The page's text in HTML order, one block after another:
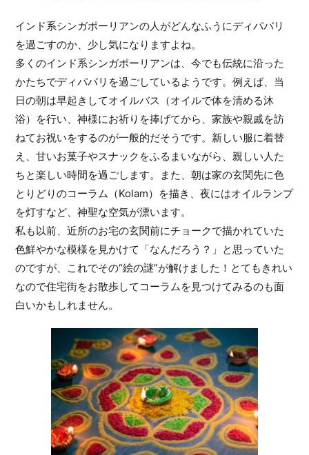
インド系シンガポーリアンの人がどんなふうにディパバリ
を過ごすのか、少し気になりますよね。
多くのインド系シンガポーリアンは、今でも伝統に沿った
かたちでディパバリを過ごしているようです。例えば、当
日の朝は早起きしてオイルバス（オイルで体を清める沐
浴）を行い、神様にお祈りを捧げてから、家族や親戚を訪
ねてお祝いをするのが一般的だそうです。新しい服に着替
え、甘いお菓子やスナックをふるまいながら、親しい人た
ちと楽しい時間を過ごします。また、朝は家の玄関先に色
とりどりのコーラム（Kolam）を描き、夜にはオイルランプ
を灯すなど、神聖な空気が漂います。
私も以前、近所のお宅の玄関前にチョークで描かれていた
色鮮やかな模様を見かけて「なんだろう？」と思っていた
のですが、これでその“絵の謎”が解けました！とてもきれい
なので住宅街をお散歩してコーラムを見つけてみるのも面
白いかもしれません。